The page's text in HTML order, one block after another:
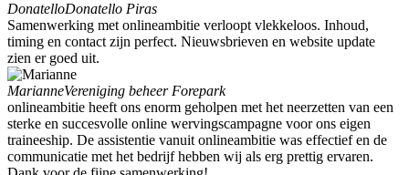
DonatelloDonatello Piras
Samenwerking met onlineambitie verloopt vlekkeloos. Inhoud,
timing en contact zijn perfect. Nieuwsbrieven en website update
zien er goed uit.
MarianneVereniging beheer Forepark
onlineambitie heeft ons enorm geholpen met het neerzetten van een
sterke en succesvolle online wervingscampagne voor ons eigen
traineeship. De assistentie vanuit onlineambitie was effectief en de
communicatie met het bedrijf hebben wij als erg prettig ervaren.